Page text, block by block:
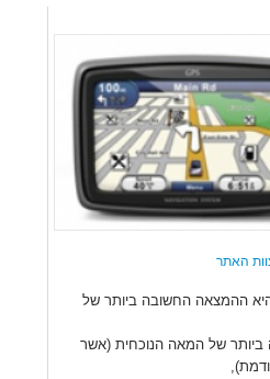
ההמצאה החשובה ביותר של
של המאה הנוכחית (אשר